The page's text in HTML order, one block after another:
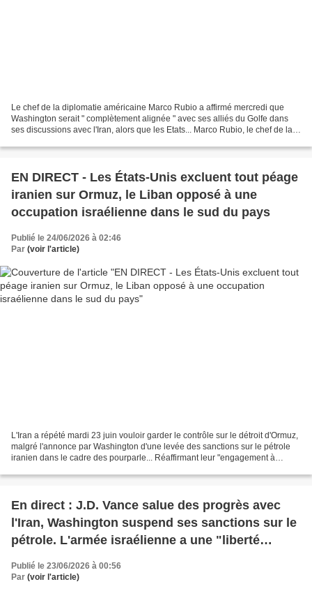
Le chef de la diplomatie américaine Marco Rubio a affirmé mercredi que
Washington serait " complètement alignée " avec ses alliés du Golfe dans
ses discussions avec l'Iran, alors que les Etats... Marco Rubio, le chef de la
EN DIRECT - Les États-Unis excluent tout péage
iranien sur Ormuz, le Liban opposé à une
occupation israélienne dans le sud du pays
Publié le 24/06/2026 à 02:46
Par (voir l'article)
L'Iran a répété mardi 23 juin vouloir garder le contrôle sur le détroit d'Ormuz,
malgré l'annonce par Washington d'une levée des sanctions sur le pétrole
iranien dans le cadre des pourparle... Réaffirmant leur "engagement à
En direct : J.D. Vance salue des progrès avec
l'Iran, Washington suspend ses sanctions sur le
pétrole. L'armée israélienne a une "liberté
d'action totale" dans le Sud-Liban, dit
Netanyahu
Publié le 23/06/2026 à 00:56
Par (voir l'article)